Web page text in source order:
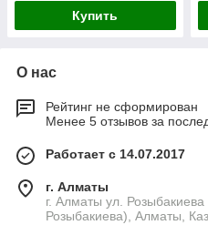
Купить
О нас
Рейтинг не сформирован
Менее 5 отзывов за
Работает с 14.07.2017
г. Алматы
г. Алматы ул.
Розыбакиева), Алматы,